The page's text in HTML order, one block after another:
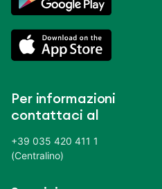
Per informazioni
contattaci al
+39 035 420 411 1
(Centralino)